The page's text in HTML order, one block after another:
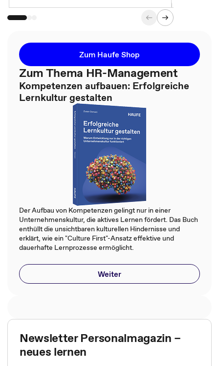
Zum Haufe Shop
Zum Thema HR-Management
Kompetenzen aufbauen: Erfolgreiche
Lernkultur gestalten
Der Aufbau von Kompetenzen gelingt nur in einer
Unternehmenskultur, die aktives Lernen fördert. Das Buch
enthüllt die unsichtbaren kulturellen Hindernisse und
erklärt, wie ein "Culture First"-Ansatz effektive und
dauerhafte Lernprozesse ermöglicht.
Weiter
Newsletter Personalmagazin –
neues lernen